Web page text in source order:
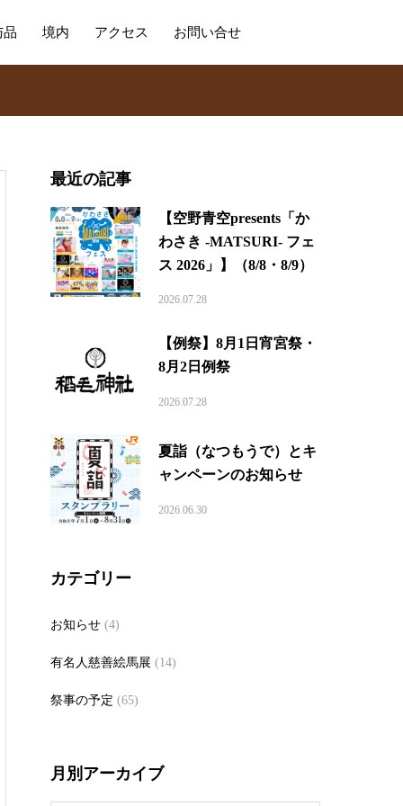
品 境内 アクセス お問い合せ
最近の記事
【空野青空presents「か
わさき -MATSURI- フェ
ス 2026」】（8/8・8/9）
2026.07.28
【例祭】8月1日宵宮祭・
8月2日例祭
2026.07.28
夏詣（なつもうで）とキ
ャンペーンのお知らせ
2026.06.30
カテゴリー
お知らせ (4)
有名人慈善絵馬展 (14)
祭事の予定 (65)
月別アーカイブ